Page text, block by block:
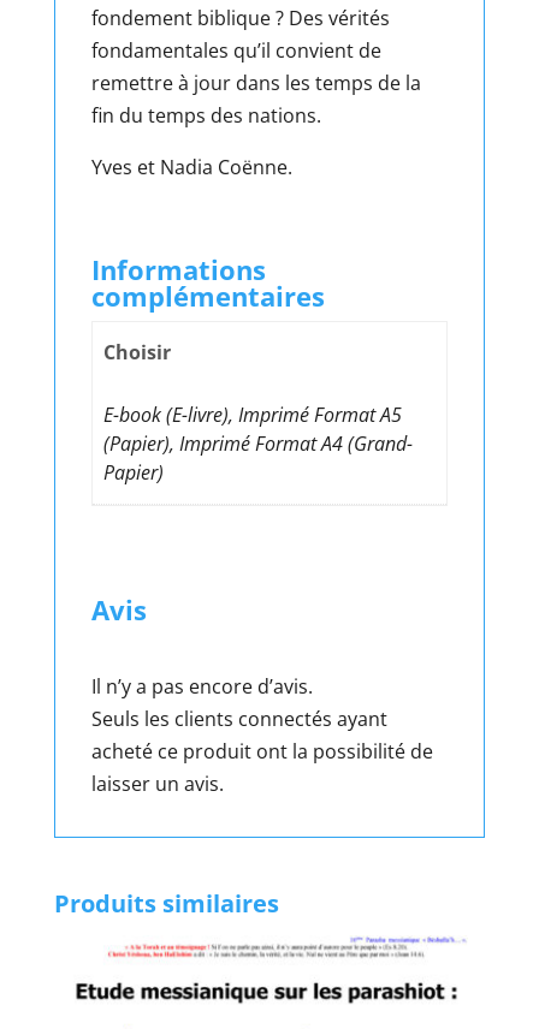
fondement biblique ? Des vérités
fondamentales qu’il convient de
remettre à jour dans les temps de la
fin du temps des nations.
Yves et Nadia Coënne.
Informations
complémentaires
Choisir
E-book (E-livre), Imprimé Format A5
(Papier), Imprimé Format A4 (Grand-
Papier)
Avis
Il n’y a pas encore d’avis.
Seuls les clients connectés ayant
acheté ce produit ont la possibilité de
laisser un avis.
Produits similaires